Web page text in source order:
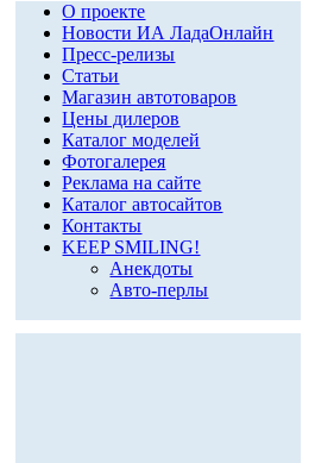
О проекте
Новости ИА ЛадаОнлайн
Пресс-релизы
Статьи
Магазин автотоваров
Цены дилеров
Каталог моделей
Фотогалерея
Реклама на сайте
Каталог автосайтов
Контакты
KEEP SMILING!
Анекдоты
Авто-перлы